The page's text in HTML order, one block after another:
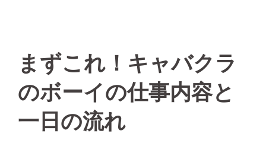
まずこれ！キャバクラ
のボーイの仕事内容と
一日の流れ